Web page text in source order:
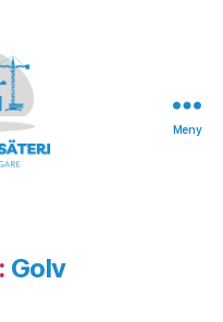
Meny
Golv